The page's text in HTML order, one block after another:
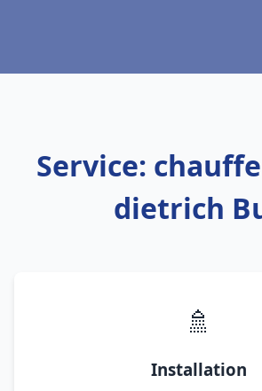
Service:
dietrich
🚿
Installation